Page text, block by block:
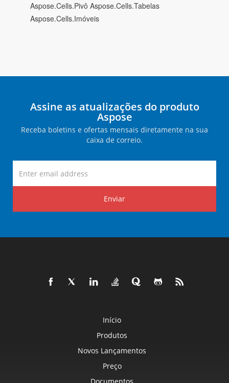
Aspose.Cells.Pivô Aspose.Cells.Tabelas
Aspose.Cells.Imóveis
Assine as atualizações do produto
Aspose
Receba boletins e ofertas mensais diretamente na sua
caixa de correio.
Enviar
Início
Produtos
Novos Lançamentos
Preço